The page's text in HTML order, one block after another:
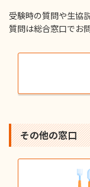
受験時の質問や⽣協
質問は総合窓⼝でお
その他の窓⼝